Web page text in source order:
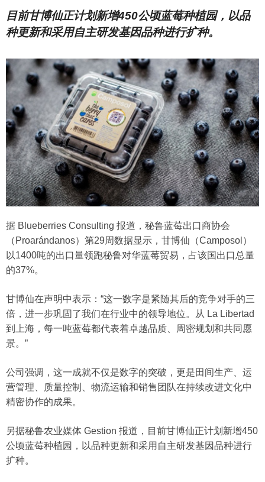
目前甘博仙正计划新增450公顷蓝莓种植园，以品
种更新和采用自主研发基因品种进行扩种。
据 Blueberries Consulting 报道，秘鲁蓝莓出口商协会
（Proarándanos）第29周数据显示，甘博仙（Camposol）
以1400吨的出口量领跑秘鲁对华蓝莓贸易，占该国出口总量
的37%。
甘博仙在声明中表示：“这一数字是紧随其后的竞争对手的三
倍，进一步巩固了我们在行业中的领导地位。从 La Libertad
到上海，每一吨蓝莓都代表着卓越品质、周密规划和共同愿
景。”
公司强调，这一成就不仅是数字的突破，更是田间生产、运
营管理、质量控制、物流运输和销售团队在持续改进文化中
精密协作的成果。
另据秘鲁农业媒体 Gestion 报道，目前甘博仙正计划新增450
公顷蓝莓种植园，以品种更新和采用自主研发基因品种进行
扩种。